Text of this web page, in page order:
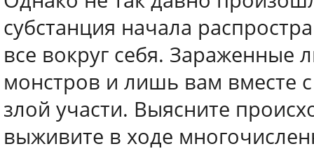
субстанция начала
все вокруг себя. Зараженные
монстров и лишь вам вместе
злой участи. Выясните
выживите в ходе